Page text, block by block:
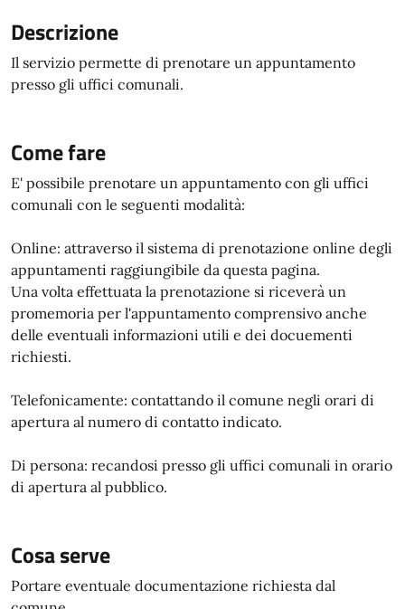
Descrizione
Il servizio permette di prenotare un appuntamento
presso gli uffici comunali.
Come fare
E' possibile prenotare un appuntamento con gli uffici
comunali con le seguenti modalità:
Online: attraverso il sistema di prenotazione online degli
appuntamenti raggiungibile da questa pagina.
Una volta effettuata la prenotazione si riceverà un
promemoria per l'appuntamento comprensivo anche
delle eventuali informazioni utili e dei docuementi
richiesti.
Telefonicamente: contattando il comune negli orari di
apertura al numero di contatto indicato.
Di persona: recandosi presso gli uffici comunali in orario
di apertura al pubblico.
Cosa serve
Portare eventuale documentazione richiesta dal